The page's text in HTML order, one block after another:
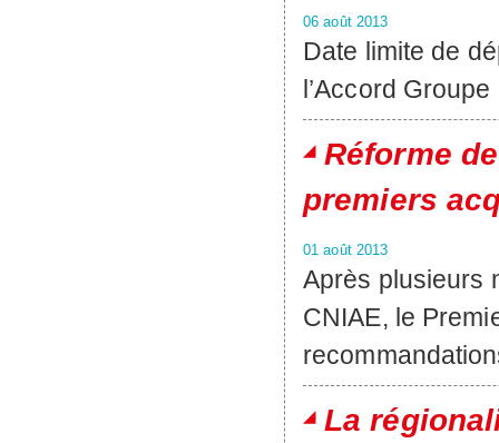
06 août 2013
Date limite de
l’Accord
Réforme
premiers
01 août 2013
Après plusieurs
CNIAE, le
La